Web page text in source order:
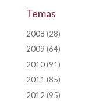
Temas
2008 (28)
2009 (64)
2010(91)
2011 (85)
2012 (95)